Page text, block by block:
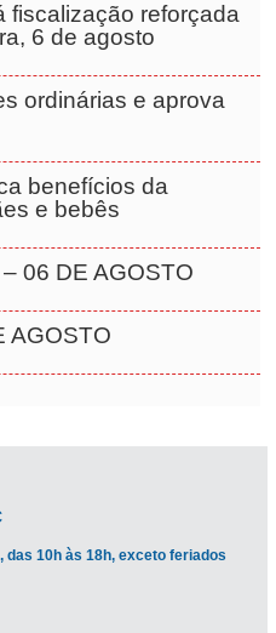
fiscalização reforçada
6 de agosto
ordinárias e aprova
benefícios da
e bebês
06 DE AGOSTO
AGOSTO
das 10h às 18h, exceto feriados